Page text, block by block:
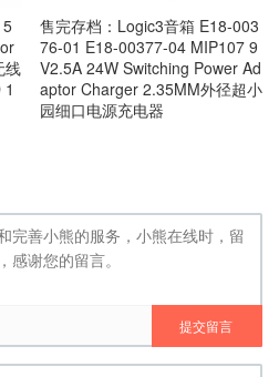
5
线
售完存档：Logic3音箱 E18-003
76-01 E18-00377-04 MIP107 9
V2.5A 24W Switching Power Ad
aptor Charger 2.35MM外径超小
园细口电源充电器
提交留言